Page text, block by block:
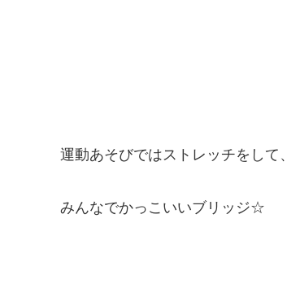
運動あそびではストレッチをして、
みんなでかっこいいブリッジ☆